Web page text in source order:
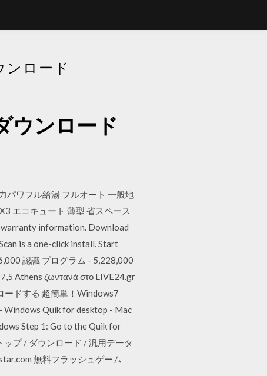
ンロード
ウンロード
パワフル給湯 フルオート 一般地
エコキュート 薄型 省スペース
information. Download
is a one-click install. Start
認識 プログラム - 5,228,000
Athens ζωντανά στο LIVE24.gr
ードする 超簡単！Windows7
Step 1: Go to the Quik for
プ / ダウンロード / 汎用データ
無料フラッシュゲーム